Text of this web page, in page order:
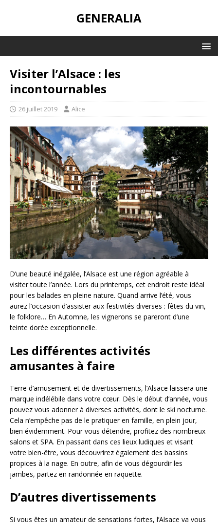
GENERALIA
Visiter l’Alsace : les
incontournables
26 juillet 2019 Alice
D’une beauté inégalée, l’Alsace est une région agréable à
visiter toute l’année. Lors du printemps, cet endroit reste idéal
pour les balades en pleine nature. Quand arrive l’été, vous
aurez l’occasion d’assister aux festivités diverses : fêtes du vin,
le folklore… En Automne, les vignerons se pareront d’une
teinte dorée exceptionnelle.
Les différentes activités
amusantes à faire
Terre d’amusement et de divertissements, l’Alsace laissera une
marque indélébile dans votre cœur. Dès le début d’année, vous
pouvez vous adonner à diverses activités, dont le ski nocturne.
Cela n’empêche pas de le pratiquer en famille, en plein jour,
bien évidemment. Pour vous détendre, profitez des nombreux
salons et SPA. En passant dans ces lieux ludiques et visant
votre bien-être, vous découvrirez également des bassins
propices à la nage. En outre, afin de vous dégourdir les
jambes, partez en randonnée en raquette.
D’autres divertissements
Si vous êtes un amateur de sensations fortes, l’Alsace va vous